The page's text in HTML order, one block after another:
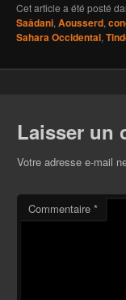
Cet article a été posté
Saâdani, Aousserd,
Sahara Occidental,
Laisser un
Votre adresse e-mail
Commentaire *